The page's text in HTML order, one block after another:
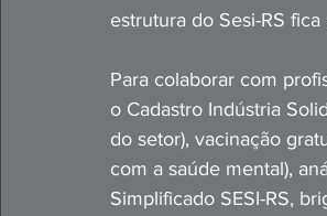
estrutura do Sesi-RS
Para colaborar com
o Cadastro Indústria
do setor), vacinação
com a saúde mental),
Simplificado SESI-RS,